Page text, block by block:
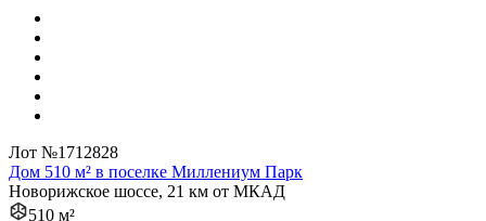
Лот №1712828
Дом 510 м² в поселке Миллениум Парк
Новорижское шоссе, 21 км от МКАД
510 м²